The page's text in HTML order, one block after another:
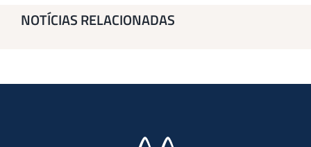
NOTÍCIAS RELACIONADAS